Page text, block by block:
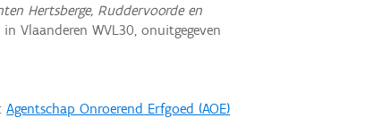
Hertsberge, Ruddervoorde en
Vlaanderen WVL30, onuitgegeven
Agentschap Onroerend Erfgoed (AOE)